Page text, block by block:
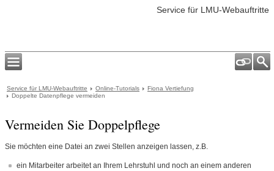
Service für LMU-Webauftritte
Service für LMU-Webauftritte Online-Tutorials
Fiona Vertiefung
Doppelte Datenpflege vermeiden
Vermeiden Sie Doppelpflege
Sie möchten eine Datei an zwei Stellen anzeigen lassen, z.B.
ein Mitarbeiter arbeitet an Ihrem Lehrstuhl und noch an einem anderen